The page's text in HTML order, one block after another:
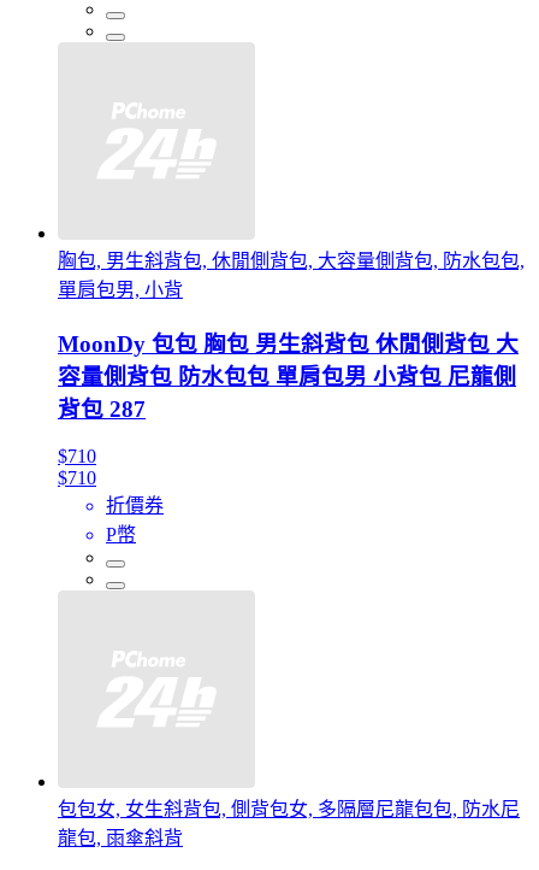
胸包, 男生斜背包, 休閒側背包, 大容量側背包, 防水包包,
單肩包男, 小背
MoonDy 包包 胸包 男生斜背包 休閒側背包 大
容量側背包 防水包包 單肩包男 小背包 尼龍側
背包 287
$710
$710
折價券
P幣
包包女, 女生斜背包, 側背包女, 多隔層尼龍包包, 防水尼
龍包, 雨傘斜背